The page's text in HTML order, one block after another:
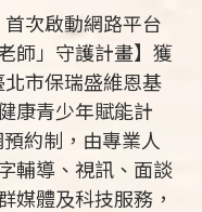
次啟動網路平台
師」守護計畫】獲
市保瑞盛維恩基
康青少年賦能計
約制，由專業人
輔導、視訊、面談
媒體及科技服務，